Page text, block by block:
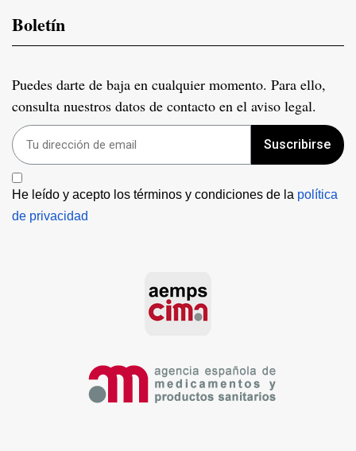
Boletín
Puedes darte de baja en cualquier momento. Para ello,
consulta nuestros datos de contacto en el aviso legal.
Suscribirse
He leído y acepto los términos y condiciones de la política
de privacidad